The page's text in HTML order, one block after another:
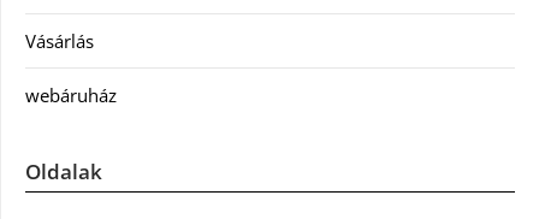
Vásárlás
webáruház
Oldalak